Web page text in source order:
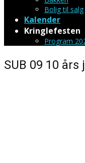
Bolig til salg
Kalender
Kringlefesten
Program
SUB 09 10